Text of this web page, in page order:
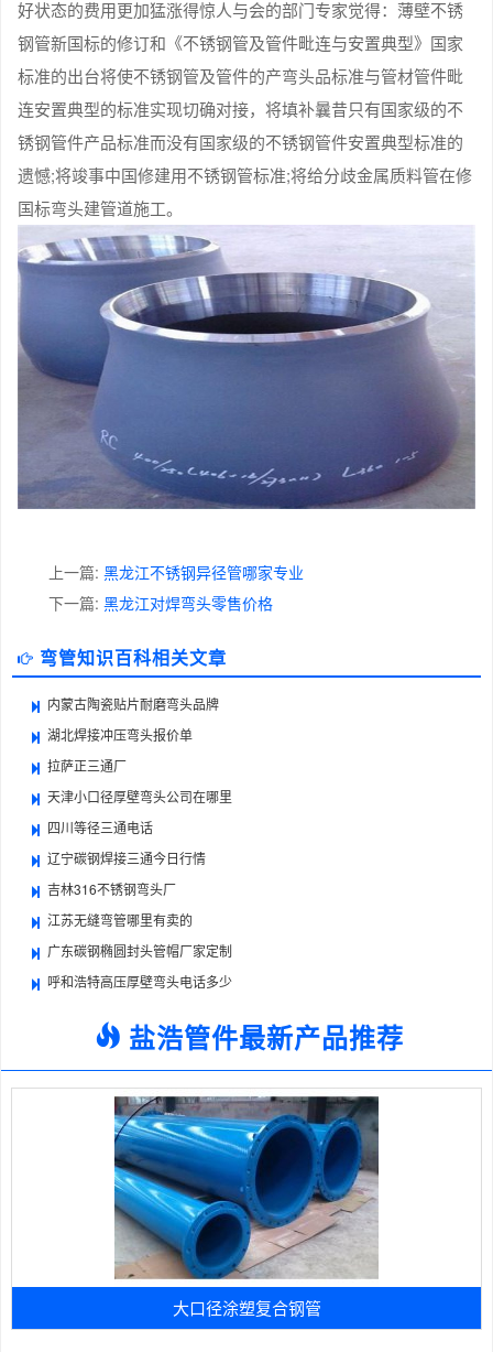
好状态的费用更加猛涨得惊人与会的部门专家觉得：薄壁不锈
钢管新国标的修订和《不锈钢管及管件毗连与安置典型》国家
标准的出台将使不锈钢管及管件的产弯头品标准与管材管件毗
连安置典型的标准实现切确对接，将填补曩昔只有国家级的不
锈钢管件产品标准而没有国家级的不锈钢管件安置典型标准的
遗憾;将竣事中国修建用不锈钢管标准;将给分歧金属质料管在修
国标弯头建管道施工。
上一篇: 黑龙江不锈钢异径管哪家专业
下一篇: 黑龙江对焊弯头零售价格
弯管知识百科相关文章
内蒙古陶瓷贴片耐磨弯头品牌
湖北焊接冲压弯头报价单
拉萨正三通厂
天津小口径厚壁弯头公司在哪里
四川等径三通电话
辽宁碳钢焊接三通今日行情
吉林316不锈钢弯头厂
江苏无缝弯管哪里有卖的
广东碳钢椭圆封头管帽厂家定制
呼和浩特高压厚壁弯头电话多少
盐浩管件最新产品推荐
大口径涂塑复合钢管